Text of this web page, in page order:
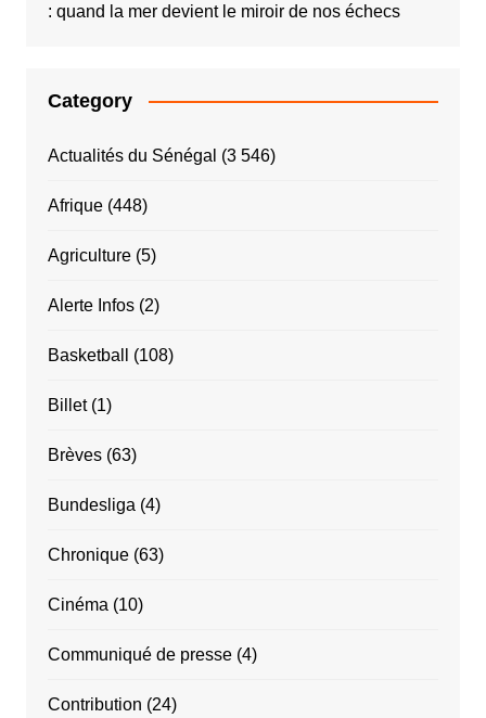
: quand la mer devient le miroir de nos échecs
Category
Actualités du Sénégal (3 546)
Afrique(448)
Agriculture(5)
Alerte Infos(2)
Basketball (108)
Billet(1)
Brèves(63)
Bundesliga (4)
Chronique(63)
Cinéma (10)
Communiqué de presse(4)
Contribution (24)